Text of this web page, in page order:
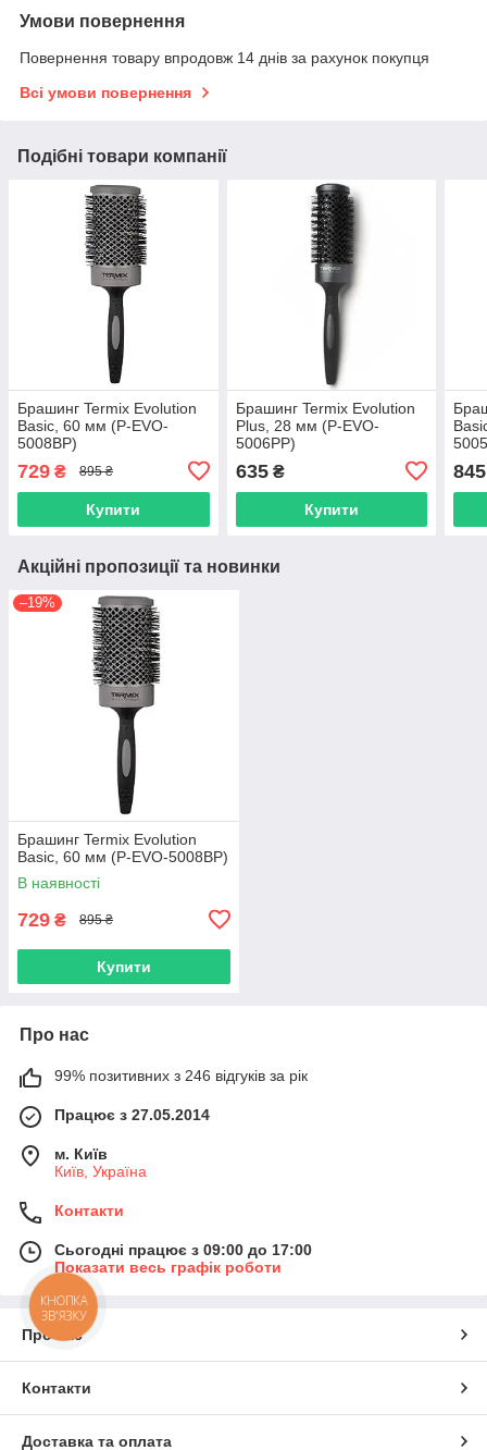
Умови повернення
Повернення товару впродовж 14 днів за рахунок покупця
Всі умови повернення
Подібні товари компанії
Брашинг Termix Evolution
Basic, 60 мм (P-EVO-
5008BP)
729 ₴ 895 ₴
Купити
Брашинг Termix Evolution
Plus, 28 мм (P-EVO-
5006PP)
635₴
Купити
845
Акційні пропозиції та новинки
–19%
Брашинг Termix Evolution
Basic, 60 мм (P-EVO-5008BP)
В наявності
729 ₴ 895 ₴
Купити
Про нас
99% позитивних з 246 відгуків за рік
Працює з 27.05.2014
м. Київ
Київ, Україна
Контакти
Сьогодні працює з 09:00 до 17:00
Показати весь графік роботи
Про нас
Контакти
Доставка та оплата
КНОПКА
ЗВ'ЯЗКУ